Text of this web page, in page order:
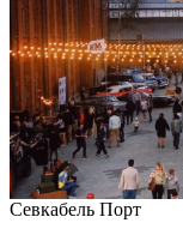
Севкабель Порт